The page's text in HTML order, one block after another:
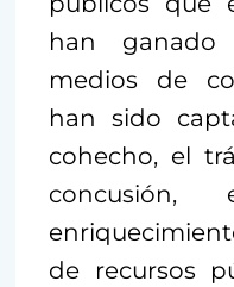
han ganado
medios de
han sido
cohecho, el
de recursos